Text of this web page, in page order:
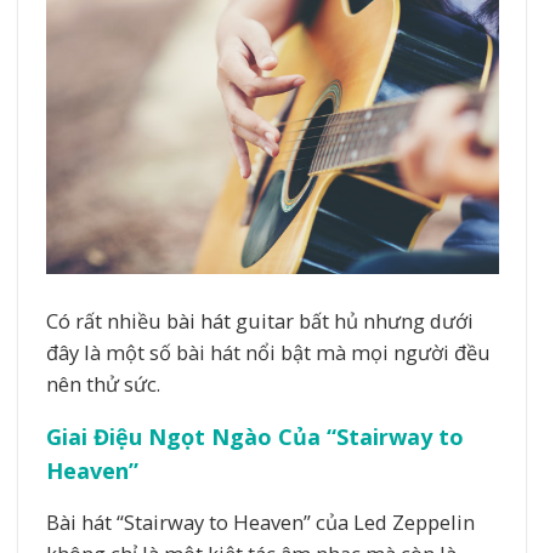
Có rất nhiều bài hát guitar bất hủ nhưng dưới
đây là một số bài hát nổi bật mà mọi người đều
nên thử sức.
Giai Điệu Ngọt Ngào Của “Stairway to
Heaven”
Bài hát “Stairway to Heaven” của Led Zeppelin